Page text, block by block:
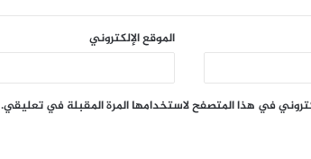
الموقع الإلكتروني
في هذا المتصفح لاستخدامها المرة المقبلة في تعليقي.